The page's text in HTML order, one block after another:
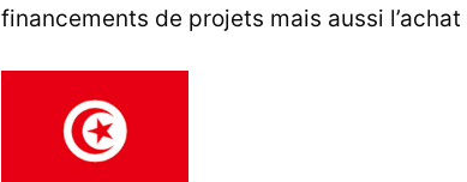
financements de projets mais aussi l’achat